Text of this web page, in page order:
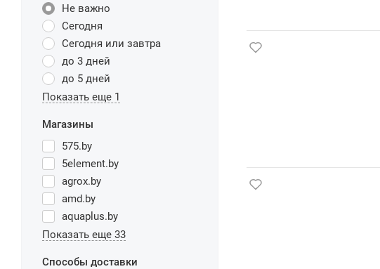
Не важно
Сегодня
Сегодня или завтра
до 3 дней
до 5 дней
Показать еще 1
Магазины
575.by
5element.by
agrox.by
amd.by
aquaplus.by
Показать еще 33
Способы доставки